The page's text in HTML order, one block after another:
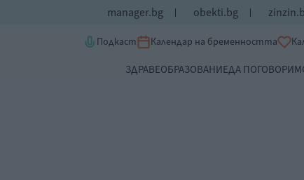
manager.bg obekti.bg
Подкаст Календар на бременността
ЗДРАВЕОБРАЗОВАНИЕДА ПОГОВОРИМ